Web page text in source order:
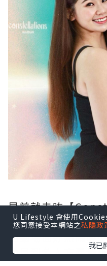
早前就去咗【
日月星辰】Soft
活動場面好熱鬧喔‼️
仲見到名人方建儀
U Lifestyle 會使用
您同意接受本網站之私隱政
我已